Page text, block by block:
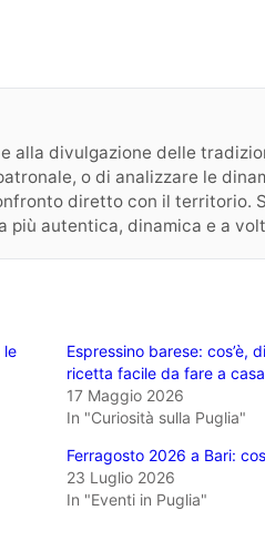
alla divulgazione delle
o di analizzare le
diretto con il territorio.
autentica, dinamica e a
le
Espressino barese: cos’è,
ricetta facile da fare a casa
17 Maggio 2026
In "Curiosità sulla Puglia"
Ferragosto 2026 a Bari:
23 Luglio 2026
In "Eventi in Puglia"